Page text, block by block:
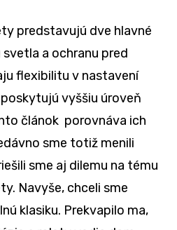
predstavujú dve hlavné
a ochranu pred
flexibilitu v nastavení
vyššiu úroveň
článok porovnáva ich
sme totiž menili
sme aj dilemu na tému
Navyše, chceli sme
klasiku. Prekvapilo ma,